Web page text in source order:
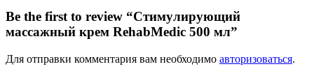
Be the first to review “Стимулирующий
массажный крем RehabMedic 500 мл”
Для отправки комментария вам необходимо авторизоваться.